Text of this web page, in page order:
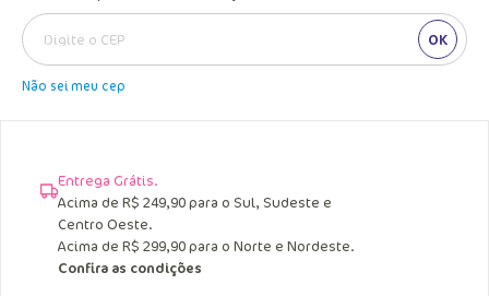
OK
Não sei meu cep
Entrega Grátis.
Acima de R$ 249,90 para o Sul, Sudeste e
Centro Oeste.
Acima de R$ 299,90 para o Norte e Nordeste.
Confira as condições